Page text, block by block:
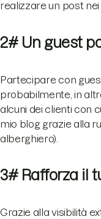
realizzare un post
2# Un guest
Partecipare con
probabilmente, in
alcuni dei clienti con
mio blog grazie alla
alberghiero).
3# Rafforza il
Grazie alla visibilità